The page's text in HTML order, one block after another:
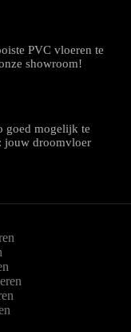
PVC vloeren te
showroom!
goed mogelijk te
jouw droomvloer